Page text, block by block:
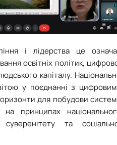
і лідерства це
освітніх політик,
капіталу.
у поєднанні з
для побудови
принципах
суверенітету та